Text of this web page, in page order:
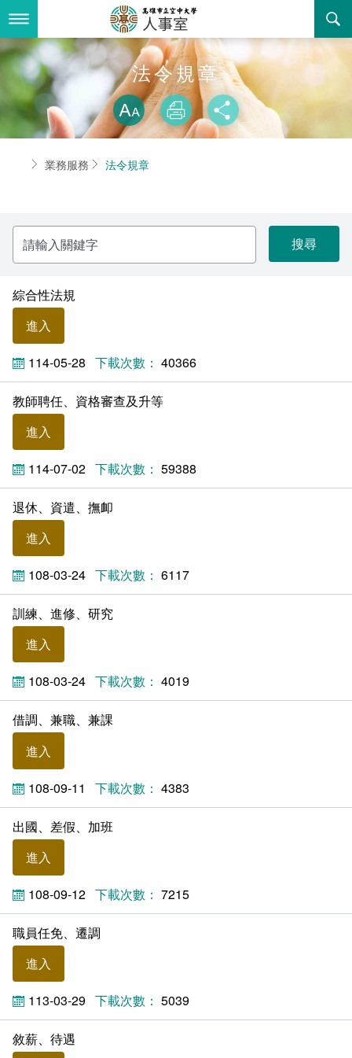
到
要
內
容
最新消息
關於我們
組織職掌
聯絡資訊
諮詢信箱
業務服務
法令規章
性別平等專區
教師申訴評議委員會
常見問答
相關連結
書表下載
法令規章
略過字型切
放大
列印 分享
首頁業務服務 法令規章
請
輸
入
關
字
綜合性法規
進入
114-05-28 40366
教師聘任、資格審查及升等
進入
114-07-02 59388
退休、資遣、撫卹
進入
108-03-24 6117
訓練、進修、研究
進入
108-03-24 4019
借調、兼職、兼課
進入
108-09-11 4383
出國、差假、加班
進入
108-09-12 7215
職員任免、遷調
進入
113-03-29 5039
敘薪、待遇